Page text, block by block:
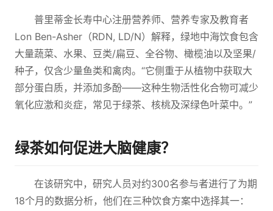
普里蒂金长寿中心注册营养师、营养专家及教育者
Lon Ben-Asher（RDN, LD/N）解释，绿地中海饮食包含
大量蔬菜、水果、豆类/扁豆、全谷物、橄榄油以及坚果/
种子，仅含少量鱼类和禽肉。“它侧重于从植物中获取大
部分蛋白质，并添加多酚——这种生物活性化合物可减少
氧化应激和炎症，常见于绿茶、核桃及深绿色叶菜中。”
绿茶如何促进大脑健康？
在该研究中，研究人员对约300名参与者进行了为期
18个月的数据分析，他们在三种饮食方案中选择其一：